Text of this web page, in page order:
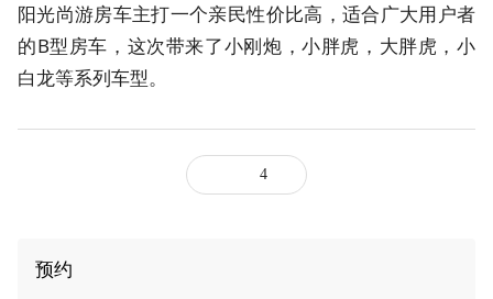
阳光尚游房车主打一个亲民性价比高，适合广大用户者
的B型房车，这次带来了小刚炮，小胖虎，大胖虎，小
白龙等系列车型。
4
预约